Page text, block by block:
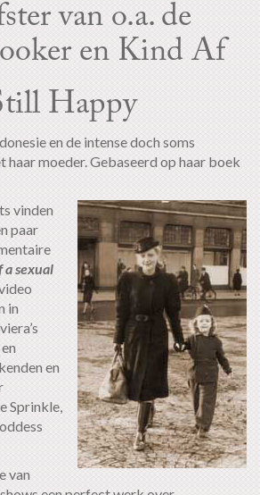
van o.a. de
en Kind Af
Happy
en de intense doch soms
haar moeder. Gebaseerd op haar boek
vinden
paar
a sexual
in
en
Sprinkle,
van